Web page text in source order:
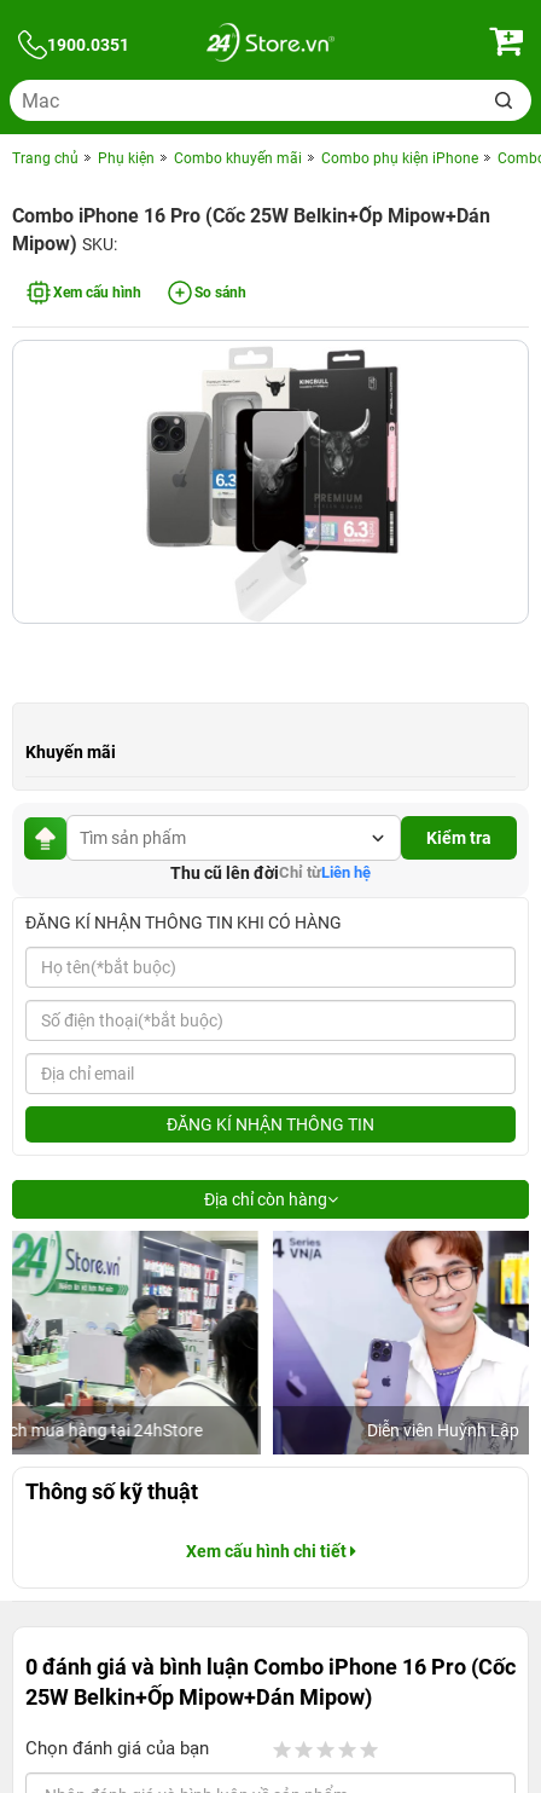
1900.0351
Trang chủ Phụ kiện Combo khuyến mãi Combo phụ kiện iPhone
Combo iPhone 16 Pro (Cốc 25W Belkin+Ốp Mipow+Dán
Mipow) SKU:
Xem cấu hình So sánh
Khuyến mãi
Kiểm tra
Thu cũ lên đờiChỉ từLiên hệ
ĐĂNG KÍ NHẬN THÔNG TIN KHI CÓ HÀNG
ĐĂNG KÍ NHẬN THÔNG TIN
Địa chỉ còn hàng
Diễn viên Huỳnh Lập Khách
Thông số kỹ thuật
Xem cấu hình chi tiết
0 đánh giá và bình luậnCombo iPhone 16 Pro (Cốc
25W Belkin+Ốp Mipow+Dán Mipow)
Chọn đánh giá của bạn